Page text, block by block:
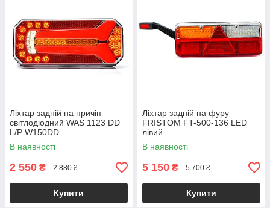
Ліхтар задній на причіп
світлодіодний WAS 1123 DD
L/P W150DD
В наявності
2 550 ₴ 2 880 ₴
Купити
Ліхтар задній на фуру
FRISTOM FT-500-136 LED
лівий
В наявності
5 150 ₴ 5 700 ₴
Купити